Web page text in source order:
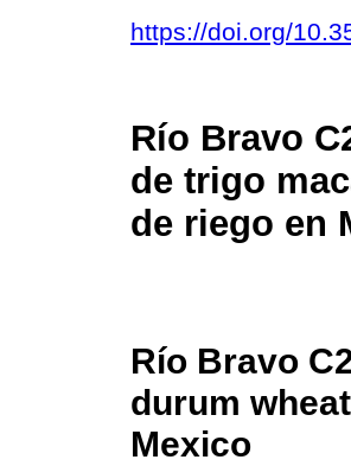
https://doi.org/
Río Bravo
de trigo
de riego en
Río Bravo
durum
Mexico